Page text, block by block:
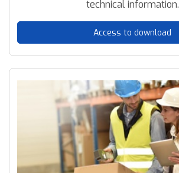
technical information.
Access to download